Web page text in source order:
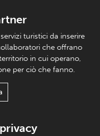
turistici da inserire
che offrano
in cui operano,
per ciò che fanno.